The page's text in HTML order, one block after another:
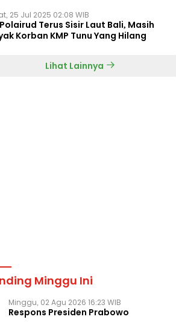
25 Jul 2025 02:08 WIB
Terus Sisir Laut Bali, Masih
Korban KMP Tunu Yang Hilang
Lihat Lainnya
Minggu Ini
Minggu, 02 Agu 2026 16:23 WIB
Respons Presiden Prabowo